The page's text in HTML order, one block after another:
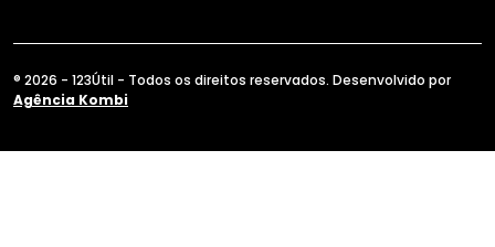
® 2026 - 123Útil - Todos os direitos reservados. Desenvolvido por
Agência Kombi